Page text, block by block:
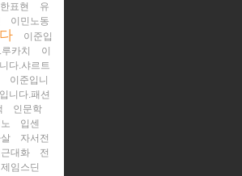
표현
유
이민노동
이준입
카치
이
다.샤르트
이준입니
니다.패션
인문학
입센
자서전
대화
전
제임스딘